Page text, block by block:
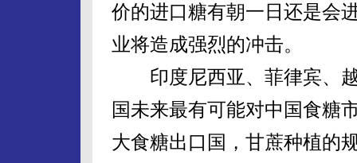
价的进口糖有朝一日还是会
业将造成强烈的冲击。
印度尼西亚、菲律宾、越
国未来最有可能对中国食糖
大食糖出口国，甘蔗种植的